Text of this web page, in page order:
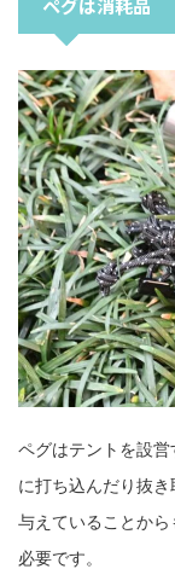
ペグは消耗品
ペグはテントを設
に打ち込んだり抜
与えていることか
必要です。